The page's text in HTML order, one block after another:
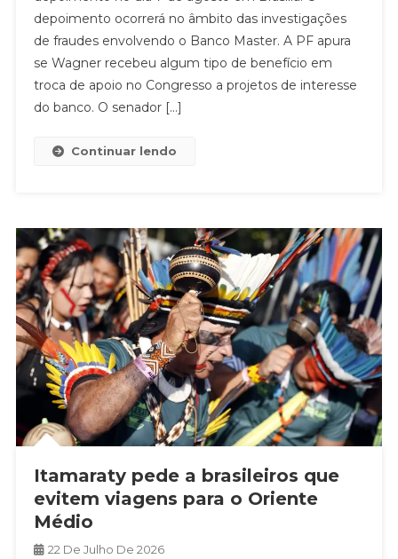
depoimento ocorrerá no âmbito das investigações
de fraudes envolvendo o Banco Master. A PF apura
se Wagner recebeu algum tipo de benefício em
troca de apoio no Congresso a projetos de interesse
do banco. O senador […]
Continuar lendo
Itamaraty pede a brasileiros que
evitem viagens para o Oriente
Médio
22 De Julho De 2026